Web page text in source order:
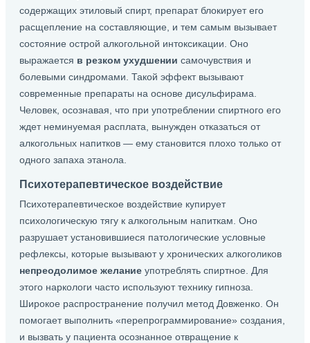
содержащих этиловый спирт, препарат блокирует его
расщепление на составляющие, и тем самым вызывает
состояние острой алкогольной интоксикации. Оно
выражается в резком ухудшении самочувствия и
болевыми синдромами. Такой эффект вызывают
современные препараты на основе дисульфирама.
Человек, осознавая, что при употреблении спиртного его
ждет неминуемая расплата, вынужден отказаться от
алкогольных напитков — ему становится плохо только от
одного запаха этанола.
Психотерапевтическое воздействие
Психотерапевтическое воздействие купирует
психологическую тягу к алкогольным напиткам. Оно
разрушает установившиеся патологические условные
рефлексы, которые вызывают у хронических алкоголиков
непреодолимое желание употреблять спиртное. Для
этого наркологи часто используют технику гипноза.
Широкое распространение получил метод Довженко. Он
помогает выполнить «перепрограммирование» создания,
и вызвать у пациента осознанное отвращение к